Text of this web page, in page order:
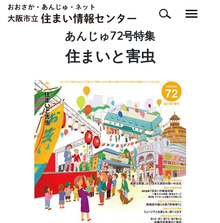
あんじゅ72号特集
住まいと害虫